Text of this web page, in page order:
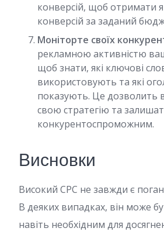
конверсій, щоб отримати
конверсій за заданий
Моніторте своїх
рекламною активністю
щоб знати, які ключові
використовують та які
показують. Це дозволить
свою стратегію та
конкурентоспроможним.
Висновки
Високий CPC не завжди є
В деяких випадках, він може
навіть необхідним для